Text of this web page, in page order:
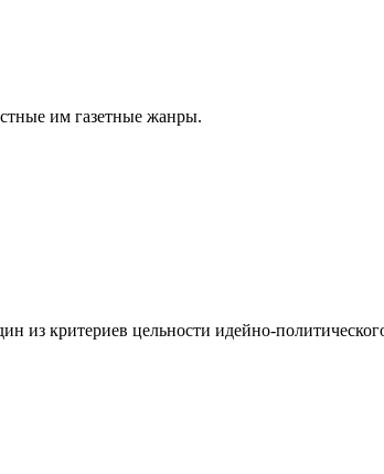
им газетные жанры.
из критериев цельности идейно-